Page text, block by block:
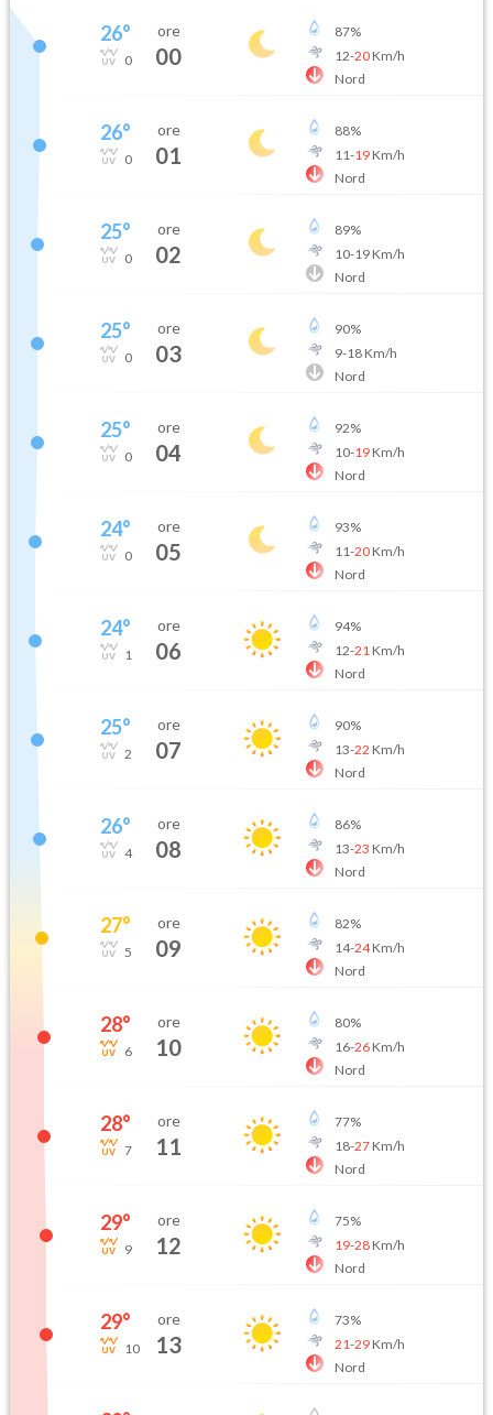
26°
0
ore
00
87%
12-20Km/h
Nord
26°
0
ore
01
88%
11-19Km/h
Nord
25°
0
ore
02
89%
10-19Km/h
Nord
25°
0
ore
03
90%
9-18Km/h
Nord
25°
0
ore
04
92%
10-19Km/h
Nord
24°
0
ore
05
93%
11-20Km/h
Nord
24°
1
ore
06
94%
12-21 Km/h
Nord
25°
2
ore
07
90%
13-22 Km/h
Nord
26°
4
ore
08
86%
13-23 Km/h
Nord
27°
5
ore
09
82%
14-24Km/h
Nord
28°
6
ore
10
80%
16-26Km/h
Nord
28°
7
ore
11
77%
18-27Km/h
Nord
29°
9
ore
12
75%
19-28Km/h
Nord
29°
10
ore
13
73%
21-29Km/h
Nord